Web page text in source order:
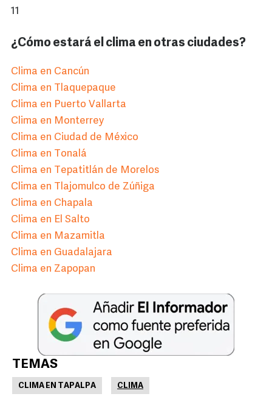
11
¿Cómo estará el clima en otras ciudades?
Clima en Cancún
Clima en Tlaquepaque
Clima en Puerto Vallarta
Clima en Monterrey
Clima en Ciudad de México
Clima en Tonalá
Clima en Tepatitlán de Morelos
Clima en Tlajomulco de Zúñiga
Clima en Chapala
Clima en El Salto
Clima en Mazamitla
Clima en Guadalajara
Clima en Zapopan
TEMAS
CLIMA EN TAPALPA CLIMA